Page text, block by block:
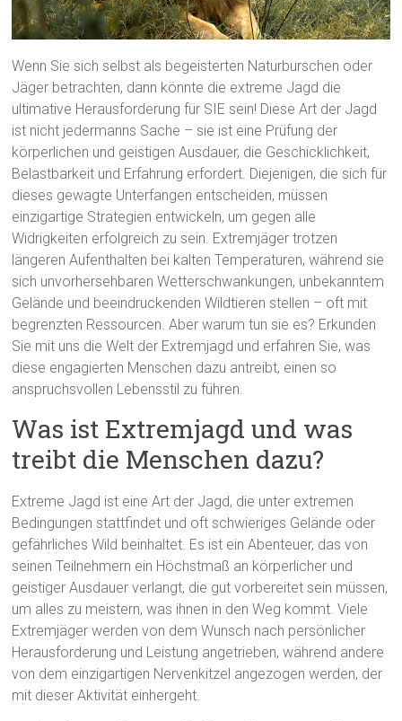
Wenn Sie sich selbst als begeisterten Naturburschen oder
Jäger betrachten, dann könnte die extreme Jagd die
ultimative Herausforderung für SIE sein! Diese Art der Jagd
ist nicht jedermanns Sache – sie ist eine Prüfung der
körperlichen und geistigen Ausdauer, die Geschicklichkeit,
Belastbarkeit und Erfahrung erfordert. Diejenigen, die sich für
dieses gewagte Unterfangen entscheiden, müssen
einzigartige Strategien entwickeln, um gegen alle
Widrigkeiten erfolgreich zu sein. Extremjäger trotzen
längeren Aufenthalten bei kalten Temperaturen, während sie
sich unvorhersehbaren Wetterschwankungen, unbekanntem
Gelände und beeindruckenden Wildtieren stellen – oft mit
begrenzten Ressourcen. Aber warum tun sie es? Erkunden
Sie mit uns die Welt der Extremjagd und erfahren Sie, was
diese engagierten Menschen dazu antreibt, einen so
anspruchsvollen Lebensstil zu führen.
Was ist Extremjagd und was
treibt die Menschen dazu?
Extreme Jagd ist eine Art der Jagd, die unter extremen
Bedingungen stattfindet und oft schwieriges Gelände oder
gefährliches Wild beinhaltet. Es ist ein Abenteuer, das von
seinen Teilnehmern ein Höchstmaß an körperlicher und
geistiger Ausdauer verlangt, die gut vorbereitet sein müssen,
um alles zu meistern, was ihnen in den Weg kommt. Viele
Extremjäger werden von dem Wunsch nach persönlicher
Herausforderung und Leistung angetrieben, während andere
von dem einzigartigen Nervenkitzel angezogen werden, der
mit dieser Aktivität einhergeht.